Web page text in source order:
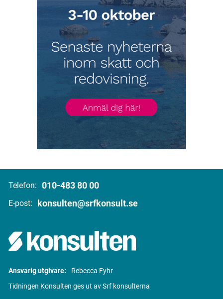
Telefon: 010-483 80 00
E-post: konsulten@srfkonsult.se
Ansvarig utgivare:
Rebecca Fyhr
Tidningen Konsulten ges ut av Srf konsulterna